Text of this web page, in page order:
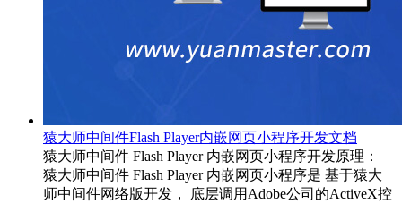
猿大师中间件Flash Player内嵌网页小程序开发文档
猿大师中间件 Flash Player 内嵌网页小程序开发原理：
猿大师中间件 Flash Player 内嵌网页小程序是 基于猿大
师中间件网络版开发， 底层调用Adobe公司的ActiveX控